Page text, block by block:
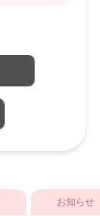
お知らせ